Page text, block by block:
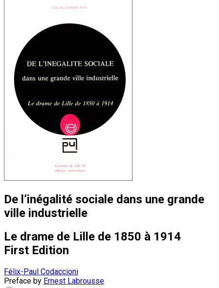
De l’inégalité sociale dans une grande
ville industrielle
Le drame de Lille de 1850 à 1914
First Edition
Félix-Paul Codaccioni
Preface by Ernest Labrousse